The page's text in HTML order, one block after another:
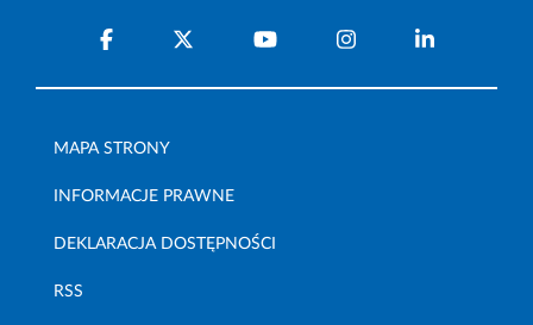
MAPA STRONY
INFORMACJE PRAWNE
DEKLARACJA DOSTĘPNOŚCI
RSS